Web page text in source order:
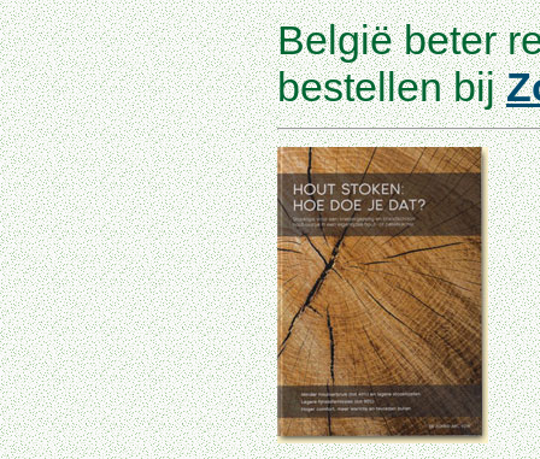
België beter
bestellen bij